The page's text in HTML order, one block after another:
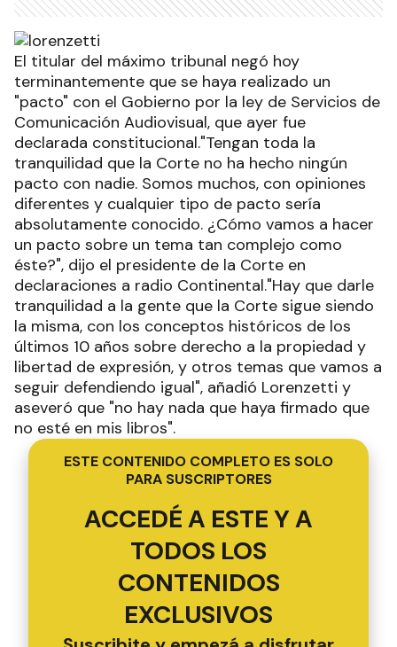
El titular del máximo tribunal negó hoy
terminantemente que se haya realizado un
"pacto" con el Gobierno por la ley de Servicios de
Comunicación Audiovisual, que ayer fue
declarada constitucional."Tengan toda la
tranquilidad que la Corte no ha hecho ningún
pacto con nadie. Somos muchos, con opiniones
diferentes y cualquier tipo de pacto sería
absolutamente conocido. ¿Cómo vamos a hacer
un pacto sobre un tema tan complejo como
éste?", dijo el presidente de la Corte en
declaraciones a radio Continental."Hay que darle
tranquilidad a la gente que la Corte sigue siendo
la misma, con los conceptos históricos de los
últimos 10 años sobre derecho a la propiedad y
libertad de expresión, y otros temas que vamos a
seguir defendiendo igual", añadió Lorenzetti y
aseveró que "no hay nada que haya firmado que
no esté en mis libros".
ESTE CONTENIDO COMPLETO ES SOLO
PARA SUSCRIPTORES
ACCEDÉ A ESTE Y A
TODOS LOS
CONTENIDOS
EXCLUSIVOS